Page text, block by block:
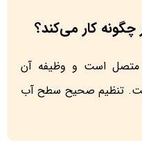
کار می‌کند؟
متصل است و وظیفه آن
است. تنظیم صحیح سطح آب